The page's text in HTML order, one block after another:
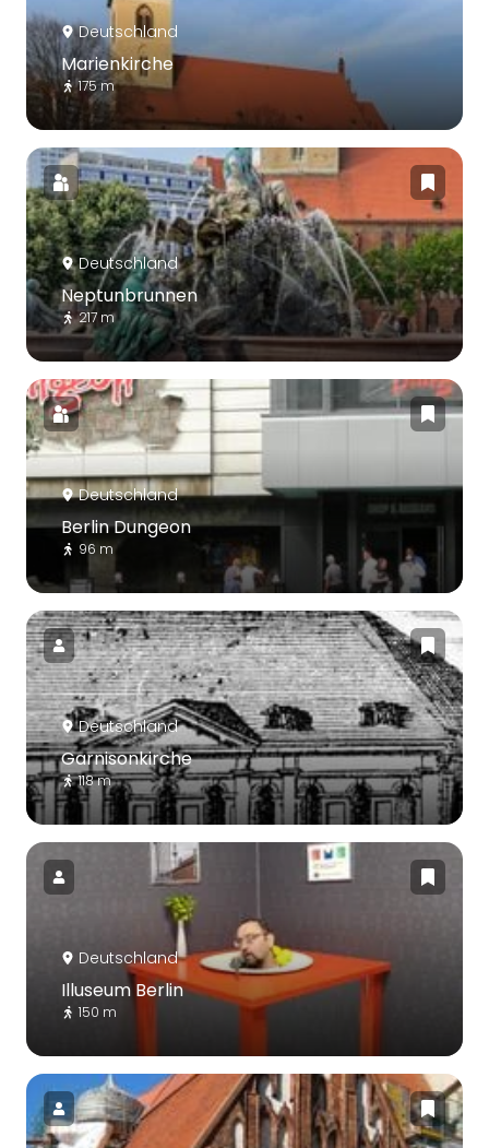
Deutschland
Marienkirche
175 m
Deutschland
Neptunbrunnen
217 m
Deutschland
Berlin Dungeon
96 m
Deutschland
Garnisonkirche
118 m
Deutschland
Illuseum Berlin
150 m